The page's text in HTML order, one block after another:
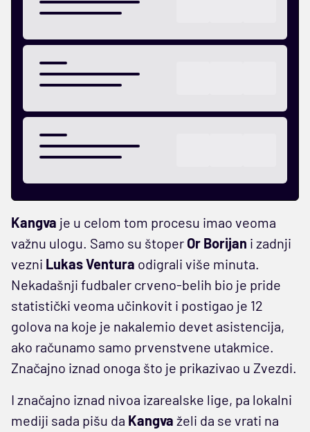
Kangva je u celom tom procesu imao veoma
važnu ulogu. Samo su štoper Or Borijan i zadnji
vezni Lukas Ventura odigrali više minuta.
Nekadašnji fudbaler crveno-belih bio je pride
statistički veoma učinkovit i postigao je 12
golova na koje je nakalemio devet asistencija,
ako računamo samo prvenstvene utakmice.
Značajno iznad onoga što je prikazivao u Zvezdi.
I značajno iznad nivoa izarealske lige, pa lokalni
mediji sada pišu da Kangva želi da se vrati na